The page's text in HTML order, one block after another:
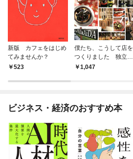
新版 カフェをはじめ
てみませんか？
523
僕たち、こうして店を
つくりました 独立開
業のニュースタンダー
1,047
ビジネス・経済のおすすめ本